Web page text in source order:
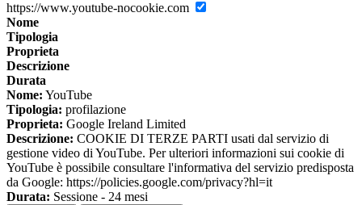
https://www.youtube-nocookie.com
Nome
Tipologia
Proprieta
Descrizione
Durata
Nome: YouTube
Tipologia: profilazione
Proprieta: Google Ireland Limited
Descrizione: COOKIE DI TERZE PARTI usati dal servizio di
gestione video di YouTube. Per ulteriori informazioni sui cookie di
YouTube è possibile consultare l'informativa del servizio predisposta
da Google: https://policies.google.com/privacy?hl=it
Durata: Sessione - 24 mesi